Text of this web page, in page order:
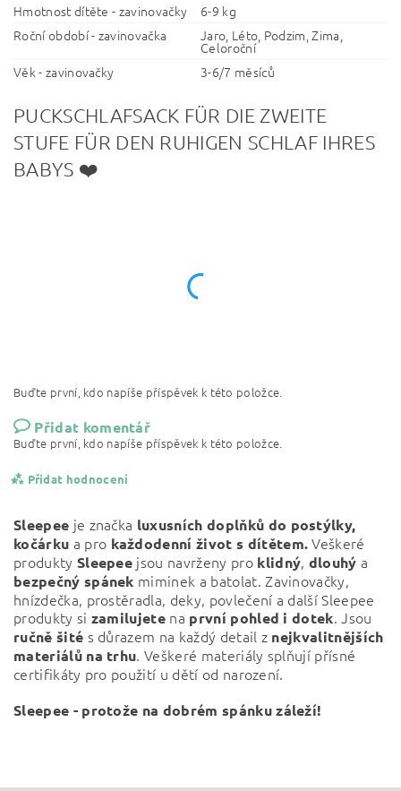
Hmotnost dítěte - zavinovačky
6-9 kg
Roční období - zavinovačka
Jaro, Léto, Podzim, Zima,
Celoroční
Věk - zavinovačky
3-6/7 měsíců
PUCKSCHLAFSACK FÜR DIE ZWEITE
STUFE FÜR DEN RUHIGEN SCHLAF IHRES
BABYS ❤️
Buďte první, kdo napíše příspěvek k této položce.
Přidat komentář
Buďte první, kdo napíše příspěvek k této položce.
Přidat hodnocení
Sleepee je značka luxusních doplňků do postýlky,
kočárku a pro každodenní život s dítětem.Veškeré
produkty Sleepee jsou navrženy pro klidný, dlouhý a
bezpečný spánek miminek a batolat. Zavinovačky,
hnízdečka, prostěradla, deky, povlečení a další Sleepee
produkty si zamilujete na první pohled i dotek. Jsou
ručně šité s důrazem na každý detail z nejkvalitnějších
materiálů na trhu. Veškeré materiály splňují přísné
certifikáty pro použití u dětí od narození.
Sleepee - protože na dobrém spánku záleží!